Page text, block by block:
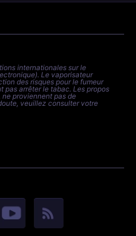
internationales sur le
Le vaporisateur
des risques pour le fumeur
pas arrêter le tabac. Les propos
proviennent pas de
veuillez consulter votre